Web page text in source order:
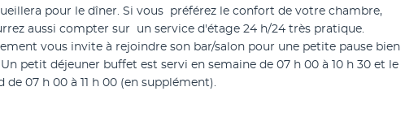
pour le dîner. Si vous  préférez le confort de votre chambre,
aussi compter sur  un service d'étage 24 h/24 très pratique.
vous invite à rejoindre son bar/salon pour une petite pause bien
petit déjeuner buffet est servi en semaine de 07 h 00 à 10 h 30 et le
de 07 h 00 à 11 h 00 (en supplément).